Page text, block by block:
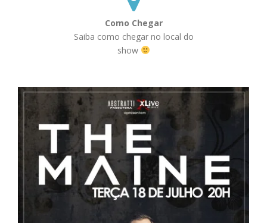
Como Chegar
Saiba como chegar no local do
show